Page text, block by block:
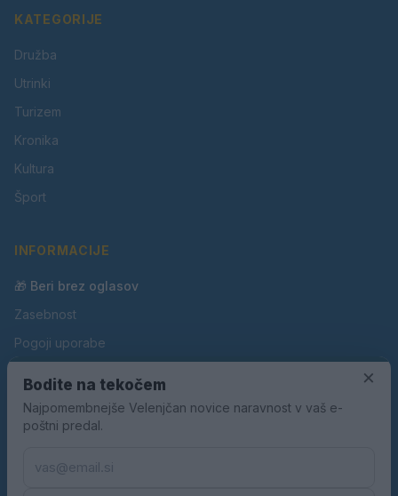
KATEGORIJE
Družba
Utrinki
Turizem
Kronika
Kultura
Šport
INFORMACIJE
🎁 Beri brez oglasov
Zasebnost
Pogoji uporabe
Oglaševanje
Kontakt
×
Bodite na tekočem
Najpomembnejše Velenjčan novice naravnost v vaš e-
poštni predal.